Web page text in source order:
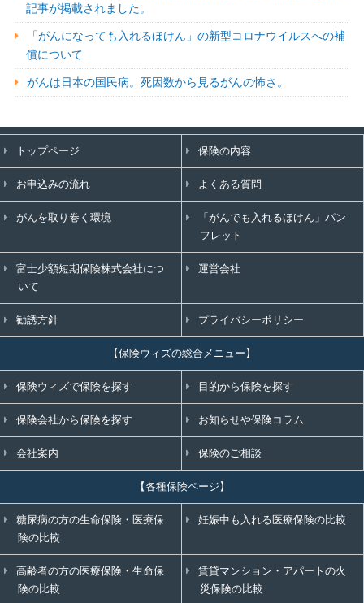
記事が掲載されました。
「がんになっても入れるほけん」の新型コロナウイルスへの補
償について
がんは日本の国民病。死因数から見るがんの怖さ。
トップページ 保険の内容
お申込みの流れ よくある質問
がんを取り巻く環境
「がんでも入れるほけん」パン
フレット
富士少額短期保険株式会社につ
いて
運営会社
勧誘方針 プライバシーポリシー
【保険ウィズの総合メニュー】
保険ウィズで保険を探す 目的から保険を探す
保険会社から保険を探す お知らせや保険コラム
会社案内 保険のご相談
【各種保険ページ】
糖尿病の方の生命保険・医療保
険の比較
妊娠中も入れる医療保険の比較
高齢者の方の医療保険・生命保
険の比較
賃貸マンション・アパートの火
災保険の比較